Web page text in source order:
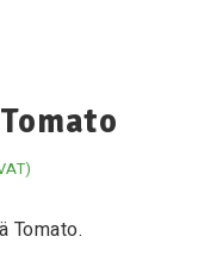
Tomato.